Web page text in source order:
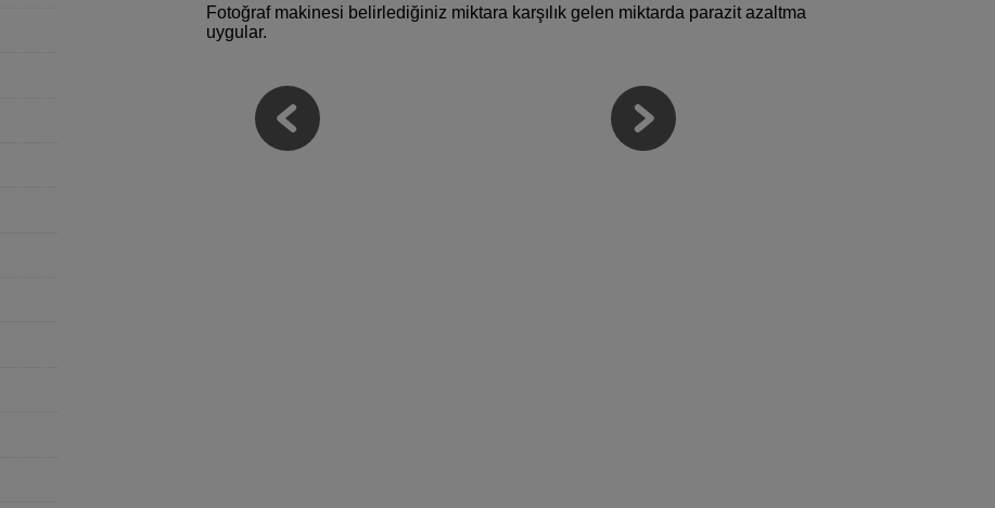
Fotoğraf makinesi belirlediğiniz miktara karşılık gelen miktarda parazit azaltma
uygular.